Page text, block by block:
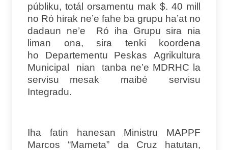
públiku, totál orsamentu mak $. 40 mill
no Ró hirak ne’e fahe ba grupu ha’at no
dadaun ne’e Ró iha Grupu sira nia
liman ona, sira tenki koordena
ho Departementu Peskas Agrikultura
Municipal nian tanba ne’e MDRHC la
servisu mesak maibé servisu
Integradu.
Iha fatin hanesan Ministru MAPPF
Marcos “Mameta” da Cruz hatutan,